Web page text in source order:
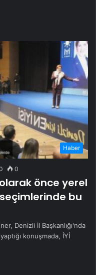
Haber
0
önce yerel
bu
Denizli İl Başkanlığı'nda
konuşmada, İYİ